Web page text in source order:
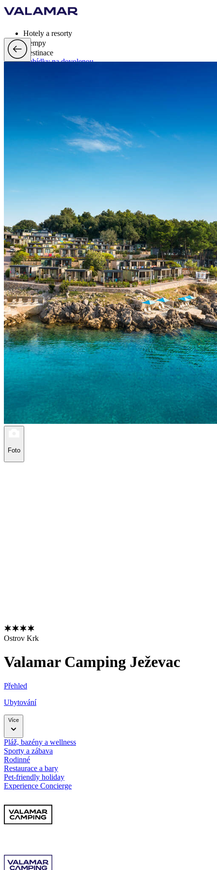
Hotely a resorty
Kempy
Destinace
Nabídky na dovolenou
Foto
Ostrov Krk
Valamar Camping Ježevac
Přehled
Ubytování
Více
Pláž, bazény a wellness
Sporty a zábava
Rodinné
Restaurace a bary
Pet-friendly holiday
Experience Concierge